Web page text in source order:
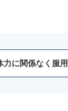
力に関係なく服